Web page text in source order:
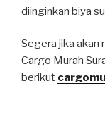
diinginkan biya
Segera jika akan
Cargo Murah
berikut